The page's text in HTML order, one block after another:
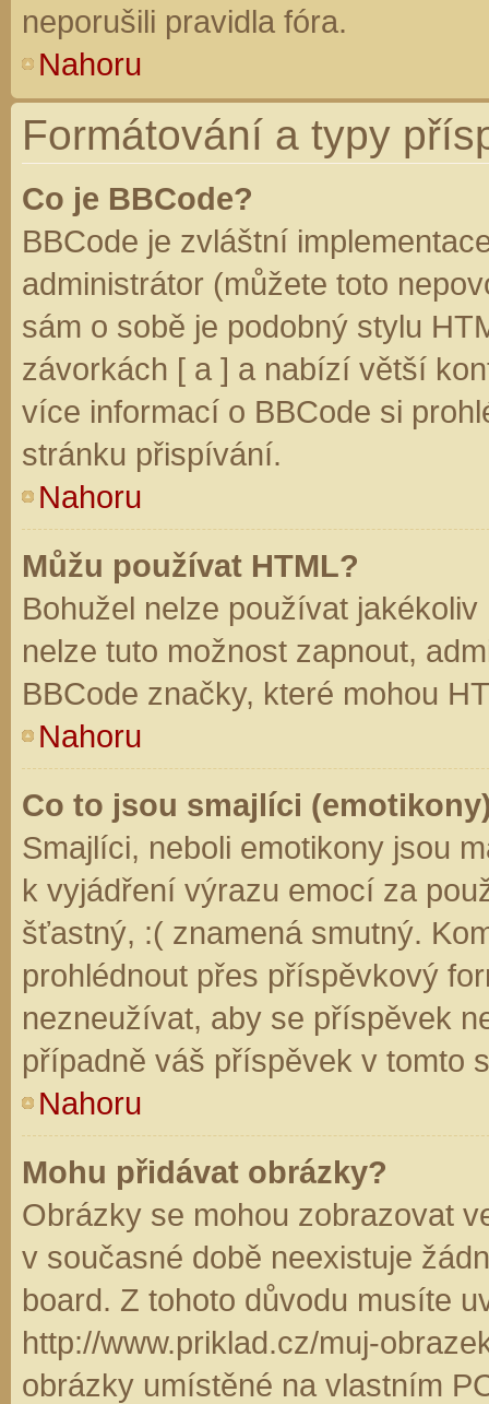
neporušili pravidla fóra.
Nahoru
Formátování a typy
Co je BBCode?
BBCode je zvláštní
administrátor (můžete toto
sám o sobě je podobný stylu
závorkách [ a ] a nabízí větší
více informací o BBCode si
stránku přispívání.
Nahoru
Můžu používat HTML?
Bohužel nelze používat
nelze tuto možnost zapnout,
BBCode značky, které mohou
Nahoru
Co to jsou smajlíci
Smajlíci, neboli emotikony jsou
k vyjádření výrazu emocí za
šťastný, :( znamená smutný.
prohlédnout přes příspěvkový
nezneužívat, aby se příspěvek
případně váš příspěvek v tomto
Nahoru
Mohu přidávat obrázky?
Obrázky se mohou zobrazovat
v současné době neexistuje
board. Z tohoto důvodu musíte
http://www.priklad.cz/muj-
obrázky umístěné na vlastním